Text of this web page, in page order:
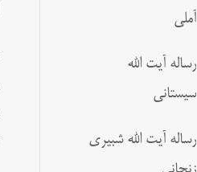
آملی
رساله آیت الله
سیستانی
رساله آیت الله شبیری